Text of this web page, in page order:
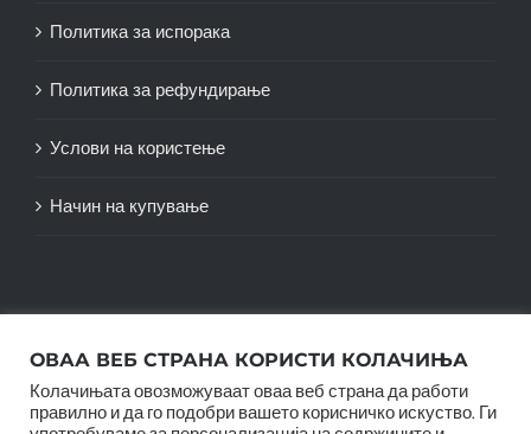
Политика за испорака
Политика за рефундирање
Услови на користење
Начин на купување
ОВАА ВЕБ СТРАНА КОРИСТИ КОЛАЧИЊА
Колачињата овозможуваат оваа веб страна да работи
правилно и да го подобри вашето корисничко искуство. Ги